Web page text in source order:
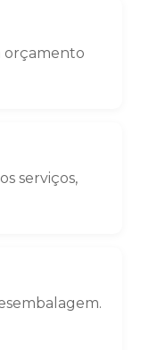
orçamento
serviços,